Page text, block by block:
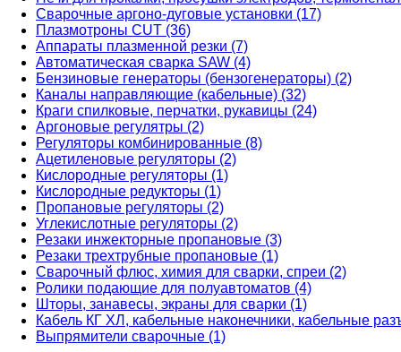
Сварочные аргоно-дуговые установки (17)
Плазмотроны CUT (36)
Аппараты плазменной резки (7)
Автоматическая сварка SAW (4)
Бензиновые генераторы (бензогенераторы) (2)
Каналы направляющие (кабельные) (32)
Краги спилковые, перчатки, рукавицы (24)
Аргоновые регулятры (2)
Регуляторы комбинированные (8)
Ацетиленовые регуляторы (2)
Кислородные регуляторы (1)
Кислородные редукторы (1)
Пропановые регуляторы (2)
Углекислотные регуляторы (2)
Резаки инжекторные пропановые (3)
Резаки трехтрубные пропановые (1)
Сварочный флюс, химия для сварки, спреи (2)
Ролики подающие для полуавтоматов (4)
Шторы, занавесы, экраны для сварки (1)
Кабель КГ ХЛ, кабельные наконечники, кабельные
Выпрямители сварочные (1)